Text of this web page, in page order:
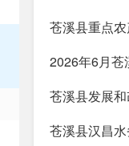
苍溪县重点
2026年6月苍
苍溪县发展
苍溪县汉昌